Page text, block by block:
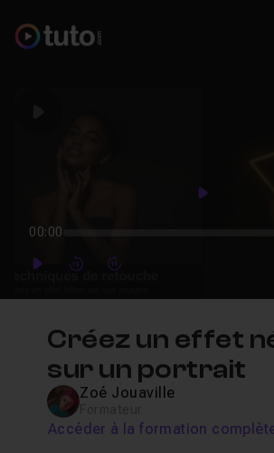
Play
00:00
PlayForwardForward
Créez un effet
sur un portrait
Zoé Jouaville
Accéder à la formation